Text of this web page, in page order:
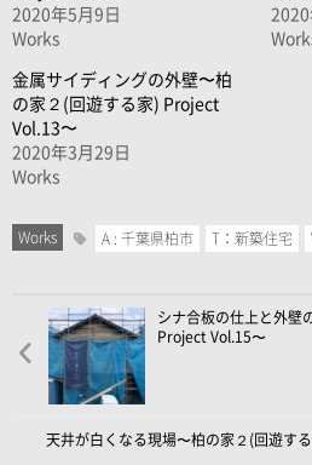
2020年5月9日
Works
2020
金属サイディングの外壁〜柏
の家２(回遊する家) Project
Vol.13〜
2020年3月29日
Works
Works A : 千葉県柏市 T：新築住宅
シナ合板の仕上と外壁
Project Vol.15〜
天井が白くなる現場〜柏の家２(回遊す